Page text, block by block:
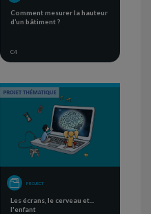
Comment mesurer la hauteur
d’un bâtiment ?
C4
PROJECT
Les écrans, le cerveau et...
l'enfant